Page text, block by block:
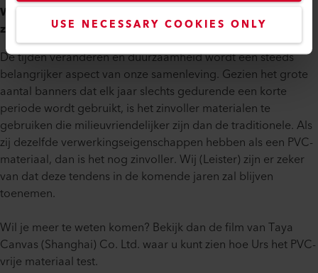
USE NECESSARY COOKIES ONLY
Waarom zijn eco-producten als deze zo belangrijk? Hoe
ziet u dit voor de toekomst?
De tijden veranderen en duurzaamheid wordt een steeds
belangrijker aspect van onze samenleving. Gezien het grote
aantal banners dat elk jaar slechts gedurende een korte
periode wordt gebruikt, is het zinvoller materialen te
gebruiken die milieuvriendelijker zijn dan de traditionele. Als
zij dezelfde verwerkingseigenschappen hebben als een PVC-
materiaal, dan is het nog zinvoller. Wij (Leister) zijn er zeker
van dat deze tendens in de komende jaren zal blijven
toenemen.
Wil je meer te weten komen? Bekijk dan de film van Taya
Canvas (Shanghai) Co. Ltd. waar u kunt zien hoe Urs het PVC-
vrije materiaal test.